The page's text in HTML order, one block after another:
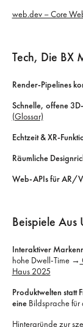
web.dev – Core
Tech, Die BX
Render-Pipelines
Schnelle, offene
(Glossar)
Echtzeit & XR-
Räumliche
Web-APIs für AR/
Beispiele Aus
Interaktiver
hohe Dwell-Time →
Haus 2025
Produktwelten statt
eineBildsprache für
Hintergründe zur